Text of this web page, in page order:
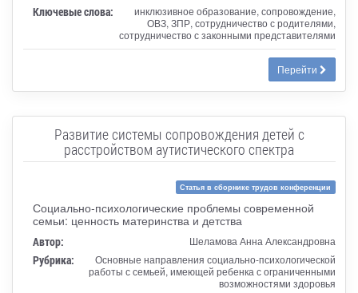
Ключевые слова:
инклюзивное образование, сопровождение,
ОВЗ, ЗПР, сотрудничество с родителями,
сотрудничество с законными представителями
Перейти
Развитие системы сопровождения детей с
расстройством аутистического спектра
Статья в сборнике трудов конференции
Социально-психологические проблемы современной
семьи: ценность материнства и детства
Автор: Шеламова Анна Александровна
Рубрика:
Основные направления социально-психологической
работы с семьей, имеющей ребенка с ограниченными
возможностями здоровья